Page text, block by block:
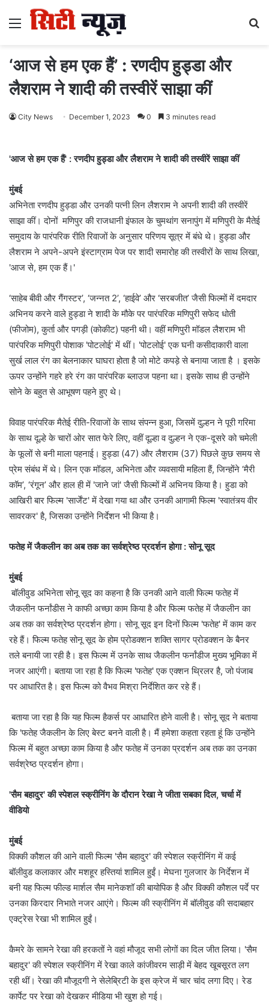
Menu
‘आज से हम एक हैं’ : रणदीप हुड्डा और
लैशराम ने शादी की तस्वीरें साझा कीं
City News December 1, 2023 0 3 minutes read
'आज से हम एक हैं' : रणदीप हुड्डा और लैशराम ने शादी की तस्वीरें साझा कीं
मुंबई
अभिनेता रणदीप हुड्डा और उनकी पत्नी लिन लैशराम ने अपनी शादी की तस्वीरें
साझा कीं। दोनों मणिपुर की राजधानी इंफाल के चुमथांग सनापुंग में मणिपुरी के मैतेई
समुदाय के पारंपरिक रीति रिवाजों के अनुसार परिणय सूत्र में बंधे थे। हुड्डा और
लैशराम ने अपने-अपने इंस्टाग्राम पेज पर शादी समारोह की तस्वीरों के साथ लिखा,
'आज से, हम एक हैं।'
‘साहेब बीवी और गैंगस्टर’, ‘जन्नत 2’, ‘हाईवे’ और ‘सरबजीत’ जैसी फिल्मों में दमदार
अभिनय करने वाले हुड्डा ने शादी के मौके पर पारंपरिक मणिपुरी सफेद धोती
(फीजोम), कुर्ता और पगड़ी (कोकीट) पहनी थी। वहीं मणिपुरी मॉडल लैशराम भी
पारंपरिक मणिपुरी पोशाक 'पोटलोई' में थीं। 'पोटलोई' एक घनी कसीदाकारी वाला
सुर्ख लाल रंग का बेलनाकार घाघरा होता है जो मोटे कपड़े से बनाया जाता है । इसके
ऊपर उन्होंने गहरे हरे रंग का पारंपरिक ब्लाउज पहना था। इसके साथ ही उन्होंने
सोने के बहुत से आभूषण पहने हुए थे।
विवाह पारंपरिक मैतेई रीति-रिवाजों के साथ संपन्न हुआ, जिसमें दुल्हन ने पूरी गरिमा
के साथ दूल्हे के चारों ओर सात फेरे लिए, वहीं दूल्हा व दुल्हन ने एक-दूसरे को चमेली
के फूलों से बनी माला पहनाई। हुड्डा (47) और लैशराम (37) पिछले कुछ समय से
प्रेम संबंध में थे। लिन एक मॉडल, अभिनेता और व्यवसायी महिला हैं, जिन्होंने ‘मैरी
कॉम’, ‘रंगून’ और हाल ही में 'जाने जां' जैसी फिल्मों में अभिनय किया है। हुडा को
आखिरी बार फिल्म 'सार्जेंट' में देखा गया था और उनकी आगामी फिल्म 'स्वातंत्र्य वीर
सावरकर' है, जिसका उन्होंने निर्देशन भी किया है।
फतेह में जैकलीन का अब तक का सर्वश्रेष्ठ प्रदर्शन होगा : सोनू सूद
मुंबई
बॉलीवुड अभिनेता सोनू सूद का कहना है कि उनकी आने वाली फिल्म फतेह में
जैकलीन फर्नांडीस ने काफी अच्छा काम किया है और फिल्म फतेह में जैकलीन का
अब तक का सर्वश्रेष्ठ प्रदर्शन होगा। सोनू सूद इन दिनों फिल्म 'फतेह' में काम कर
रहे हैं। फिल्म फतेह सोनू सूद के होम प्रोडक्शन शक्ति सागर प्रोडक्शन के बैनर
तले बनायी जा रही है। इस फिल्म में उनके साथ जैकलीन फर्नांडीज मुख्य भूमिका में
नजर आएंगी। बताया जा रहा है कि फिल्म 'फतेह' एक एक्शन थ्रिलर है, जो पंजाब
पर आधारित है। इस फिल्म को वैभव मिश्रा निर्देशित कर रहे हैं।
बताया जा रहा है कि यह फिल्म हैकर्स पर आधारित होने वाली है। सोनू सूद ने बताया
कि 'फतेह जैकलीन के लिए बेस्ट बनने वाली है। मैं हमेशा कहता रहता हूं कि उन्होंने
फिल्म में बहुत अच्छा काम किया है और फतेह में उनका प्रदर्शन अब तक का उनका
सर्वश्रेष्ठ प्रदर्शन होगा।
'सैम बहादुर' की स्पेशल स्क्रीनिंग के दौरान रेखा ने जीता सबका दिल, चर्चा में
वीडियो
मुंबई
विक्की कौशल की आने वाली फिल्म 'सैम बहादुर' की स्पेशल स्क्रीनिंग में कई
बॉलीवुड कलाकार और मशहूर हस्तियां शामिल हुईं। मेघना गुलजार के निर्देशन में
बनी यह फिल्म फील्ड मार्शल सैम मानेकशॉ की बायोपिक है और विक्की कौशल पर्दे पर
उनका किरदार निभाते नजर आएंगे। फिल्म की स्क्रीनिंग में बॉलीवुड की सदाबहार
एक्ट्रेस रेखा भी शामिल हुईं।
कैमरे के सामने रेखा की हरकतों ने वहां मौजूद सभी लोगों का दिल जीत लिया। 'सैम
बहादुर' की स्पेशल स्क्रीनिंग में रेखा काले कांजीवरम साड़ी में बेहद खूबसूरत लग
रही थीं। रेखा की मौजूदगी ने सेलेब्रिटी के इस क्रेज में चार चांद लगा दिए। रेड
कार्पेट पर रेखा को देखकर मीडिया भी खुश हो गई।